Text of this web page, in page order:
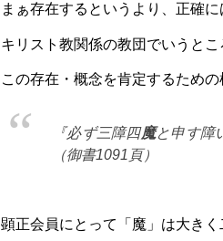
まぁ存在するというより、正確
キリスト教関係の教団でいうと
この存在・概念を肯定するため
『必ず三障四魔と申す障
（御書1091頁）
顕正会員にとって「魔」は大き